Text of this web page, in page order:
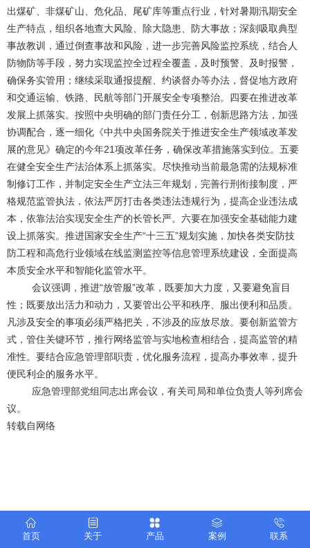
出煤矿、非煤矿山、危化品、尾矿库等重点行业，针对暑期汛期安全
生产特点，组织各地查大风险、除大隐患、防大事故；深刻吸取典型
事故教训，通过倒查事故和风险，进一步完善风险监控系统，结合人
防物防等手段，努力实现监控全过程全覆盖，及时预警、及时报警，
确保务实管用；继续采取通报提醒、约谈督办等办法，督促地方政府
和交通运输、铁路、民航等部门开展安全专项整治。四要在推进改革
发展上抓落实。按照中央明确的部门责任分工，创新思路方法，加强
协调配合，逐一细化《中共中央国务院关于推进安全生产领域改革发
展的意见》确定的今年21项改革任务，确保改革措施落实到位。五要
在健全安全生产法治体系上抓落实。尽快推动当前最急需的法规标准
制修订工作，并制定安全生产立法三年规划，完善行刑衔接制度，严
格规范监管执法，依法严厉打击各类违法违规行为，提高企业违法成
本，依靠法治实现安全生产的长管长严。六要在加强安全基础能力建
设上抓落实。推进国家安全生产“十三五”规划实施，加快各类安防技
防工程和高危行业领域在线监测监控等信息管理系统建设，全面提高
本质安全水平和智能化监管水平。
会议强调，推进“放管服”改革，既要加大力度，又要避免盲目
性；既要放出活力和动力，又要管出公平和秩序、服出便利和品质。
凡涉及安全的事项必须严格把关，不涉及的应放尽放。要创新监管方
式，管住关键环节，推行网络监管与实地检查相结合，提高监管的精
准性。要结合应急管理部职责，优化服务流程，提高办事效率，提升
便民利企的服务水平。
应急管理部党组同志出席会议，有关司局和单位负责人等列席会
议。
转载自网络
京公网安备 11010502041274号
首页 关于 产品 案例 联系